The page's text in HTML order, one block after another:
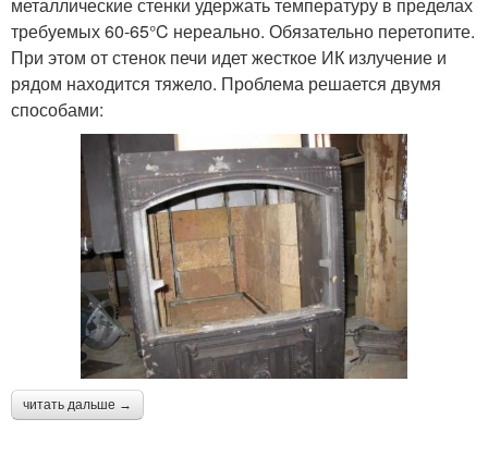
требуемых 60-65°C нереально. Обязательно перетопите.
При этом от стенок печи идет жесткое ИК излучение и
рядом находится тяжело. Проблема решается двумя
способами:
читать дальше →